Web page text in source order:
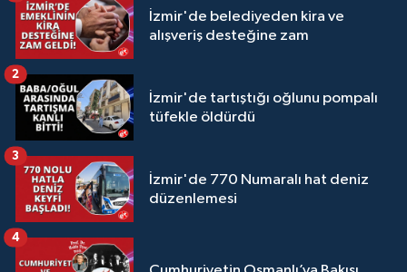
İzmir'de belediyeden kira ve
alışveriş desteğine zam
İzmir'de tartıştığı oğlunu pompalı
tüfekle öldürdü
2
İzmir'de 770 Numaralı hat deniz
düzenlemesi
3
4